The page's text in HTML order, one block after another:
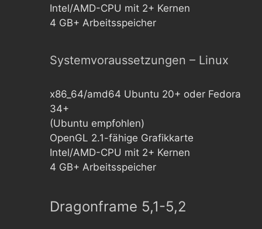
Intel/AMD-CPU mit 2+ Kernen
4 GB+ Arbeitsspeicher
Systemvoraussetzungen – Linux
x86_64/amd64 Ubuntu 20+ oder Fedora
34+
(Ubuntu empfohlen)
OpenGL 2.1-fähige Grafikkarte
Intel/AMD-CPU mit 2+ Kernen
4 GB+ Arbeitsspeicher
Dragonframe 5,1-5,2